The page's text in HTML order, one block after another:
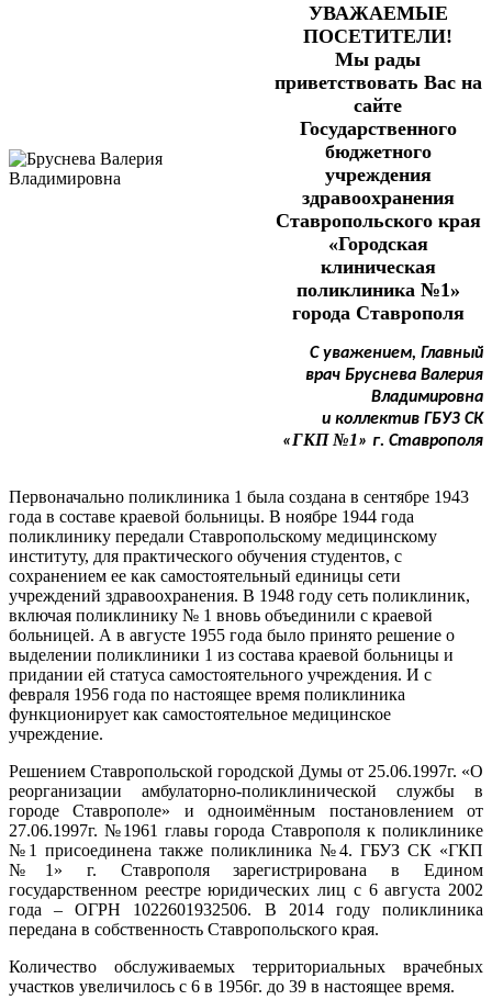
УВАЖАЕМЫЕ
ПОСЕТИТЕЛИ!
Мы рады
приветствовать Вас на
сайте
Государственного
бюджетного
учреждения
здравоохранения
Ставропольского края
«Городская
клиническая
поликлиника №1»
города Ставрополя
С уважением, Главный
врач Бруснева Валерия
Владимировна
и коллектив ГБУЗ СК
«ГКП №1» г. Ставрополя
Первоначально поликлиника 1 была создана в сентябре 1943
года в составе краевой больницы. В ноябре 1944 года
поликлинику передали Ставропольскому медицинскому
институту, для практического обучения студентов, с
сохранением ее как самостоятельный единицы сети
учреждений здравоохранения. В 1948 году сеть поликлиник,
включая поликлинику № 1 вновь объединили с краевой
больницей. А в августе 1955 года было принято решение о
выделении поликлиники 1 из состава краевой больницы и
придании ей статуса самостоятельного учреждения. И с
февраля 1956 года по настоящее время поликлиника
функционирует как самостоятельное медицинское
учреждение.
Решением Ставропольской городской Думы от 25.06.1997г. «О
реорганизации амбулаторно-поликлинической службы в
городе Ставрополе» и одноимённым постановлением от
27.06.1997г. №1961 главы города Ставрополя к поликлинике
№1 присоединена также поликлиника №4. ГБУЗ СК «ГКП
№1» г. Ставрополя зарегистрирована в Едином
государственном реестре юридических лиц с 6 августа 2002
года – ОГРН 1022601932506. В 2014 году поликлиника
передана в собственность Ставропольского края.
Количество обслуживаемых территориальных врачебных
участков увеличилось с 6 в 1956г. до 39 в настоящее время.